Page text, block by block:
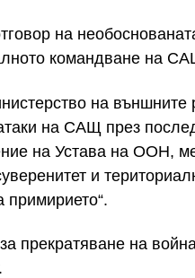
на
командване на
на външните
на САЩ през
на Устава на ООН,
и
примирието“.
прекратяване на